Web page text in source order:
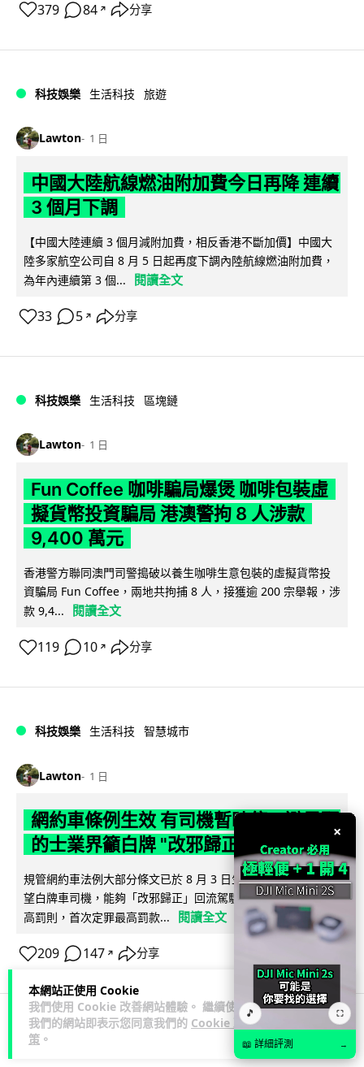
本網站正使用 Cookie
我們使用 Cookie 改善網站體驗。 繼續使用
我們的網站即表示您同意我們的 Cookie 政
策 。
379 84 ↗ 分享
科技娛樂 生活科技 旅遊
Lawton 1 日
中國大陸航線燃油附加費今日再降 連續
3 個月下調
【中國大陸連續 3 個月減附加費，相反香港不斷加價】中國大
陸多家航空公司自 8 月 5 日起再度下調內陸航線燃油附加費，
為年內連續第 3 個...
閱讀全文
33 5 ↗ 分享
科技娛樂 生活科技 區塊鏈
Lawton 1 日
Fun Coffee 咖啡騙局爆煲 咖啡包裝虛
擬貨幣投資騙局 港澳警拘 8 人涉款
9,400 萬元
香港警方聯同澳門司警搗破以養生咖啡生意包裝的虛擬貨幣投
資騙局 Fun Coffee，兩地共拘捕 8 人，接獲逾 200 宗舉報，涉
款 9,4...
閱讀全文
119 10 ↗ 分享
科技娛樂 生活科技 智慧城市
Lawton 1 日
網約車條例生效 有司機暫時停工避風頭
的士業界籲白牌 "改邪歸正"
規管網約車法例大部分條文已於 8 月 3 日生效，的士業界就期
望白牌車司機，能夠「改邪歸正」回流駕駛的士。新例大幅提
高罰則，首次定罪最高罰款...
閱讀全文
209 147 ↗ 分享
人工智能
×
🎵 ⛶
📖 詳細評測 →